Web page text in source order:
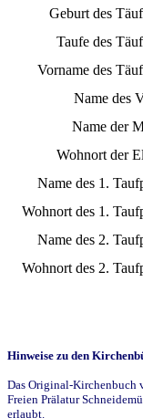
Geburt des
Taufe des
Vorname des
Name des
Name der
Wohnort der
Name des 1.
Wohnort des 1.
Name des 2.
Wohnort des 2.
Hinweise zu den
Das Original-Kirchenbuch
Freien Prälatur
erlaubt.